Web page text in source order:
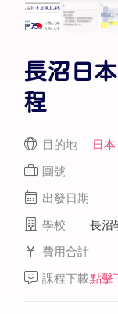
長沼日
程
目的地 日本
團號
出發日期
學校
長沼
費用合計
課程下載點擊